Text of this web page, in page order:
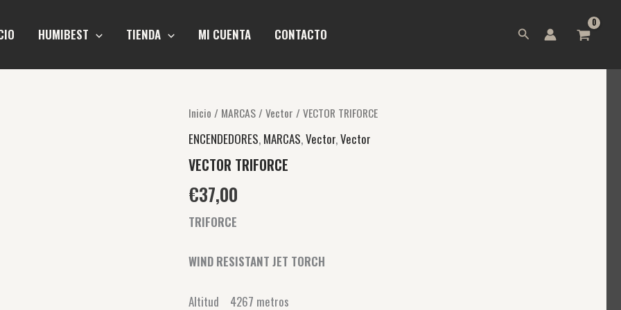
HUMIBEST TIENDA MI CUENTA CONTACTO Buscar
Inicio / MARCAS/ Vector / VECTOR TRIFORCE
ENCENDEDORES, MARCAS,Vector,Vector
VECTOR TRIFORCE
€37,00
TRIFORCE
WIND RESISTANT JET TORCH
Altitud 4267 metros
VECTOR
cantidad